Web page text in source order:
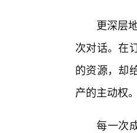
更深层
次对话。在
的资源，却
产的主动权。
每一次